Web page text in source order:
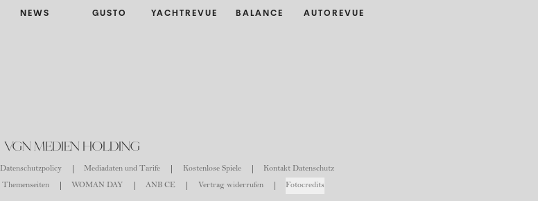
NEWS GUSTO YACHTREVUE BALANCE AUTOREVUE
VGN MEDIEN HOLDING
Datenschutzpolicy Mediadaten und Tarife Kostenlose Spiele
Kontakt Datenschutz
Themenseiten WOMAN DAY ANB CE Vertrag widerrufen Fotocredits